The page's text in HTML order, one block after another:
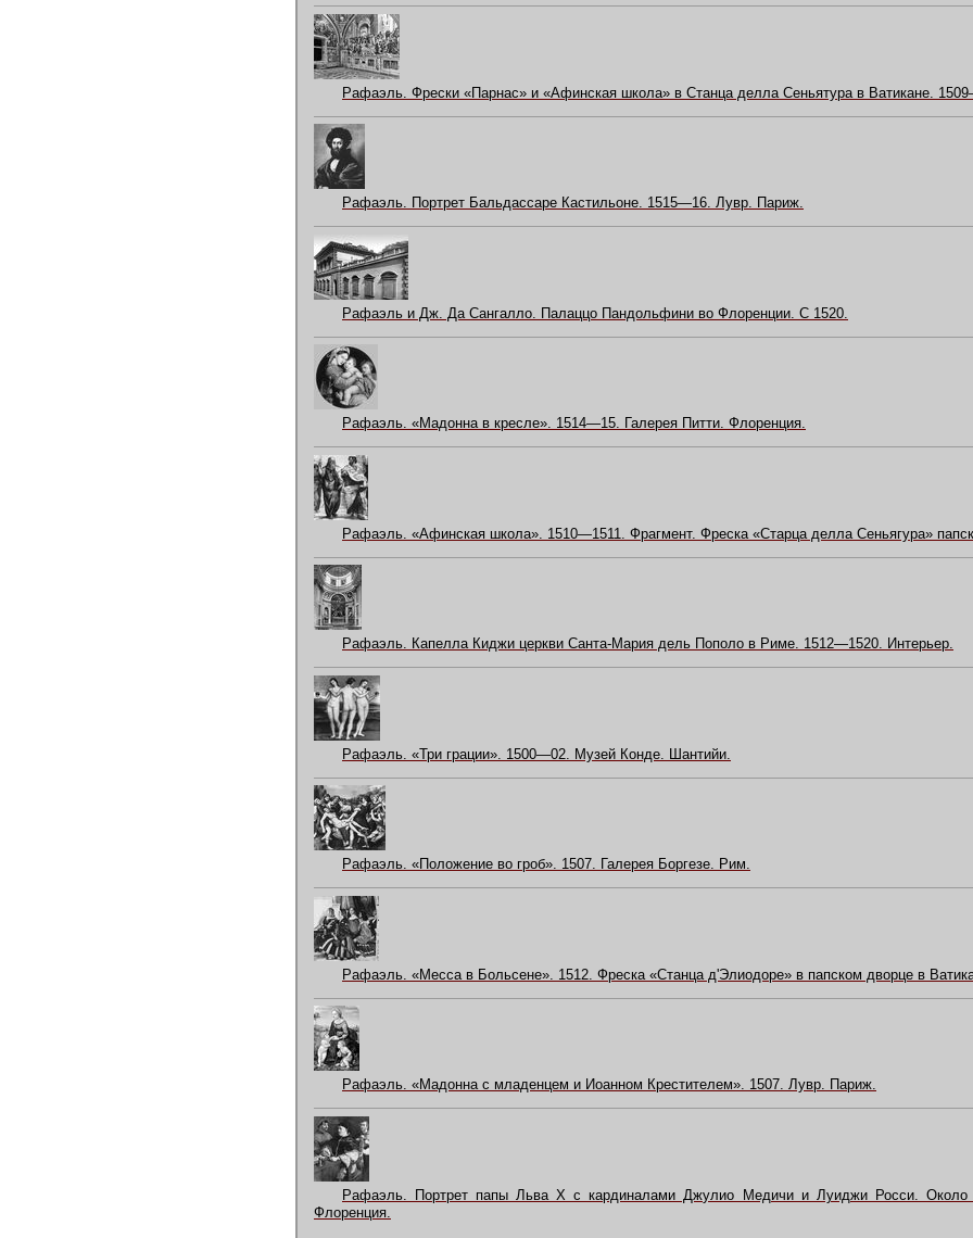
Рафаэль. Фрески «Парнас» и «Афинская школа» в Станца делла Сеньятура в Ватикане.
Рафаэль. Портрет Бальдассаре Кастильоне. 1515—16. Лувр. Париж.
Рафаэль и Дж. Да Сангалло. Палаццо Пандольфини во Флоренции. С 1520.
Рафаэль. «Мадонна в кресле». 1514—15. Галерея Питти. Флоренция.
Рафаэль. «Афинская школа». 1510—1511. Фрагмент. Фреска «Старца делла Сеньягура»
Рафаэль. Капелла Киджи церкви Санта-Мария дель Пополо в Риме. 1512—1520. Интерьер.
Рафаэль. «Три грации». 1500—02. Музей Конде. Шантийи.
Рафаэль. «Положение во гроб». 1507. Галерея Боргезе. Рим.
Рафаэль. «Месса в Больсене». 1512. Фреска «Станца д'Элиодоре» в папском дворце в
Рафаэль. «Мадонна с младенцем и Иоанном Крестителем». 1507. Лувр. Париж.
Рафаэль. Портрет папы Льва Х с кардиналами Джулио Медичи и Луиджи Росси. Около
Флоренция.